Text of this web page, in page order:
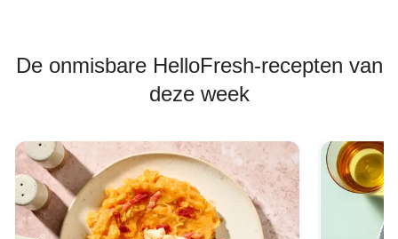
De onmisbare HelloFresh-recepten van
deze week